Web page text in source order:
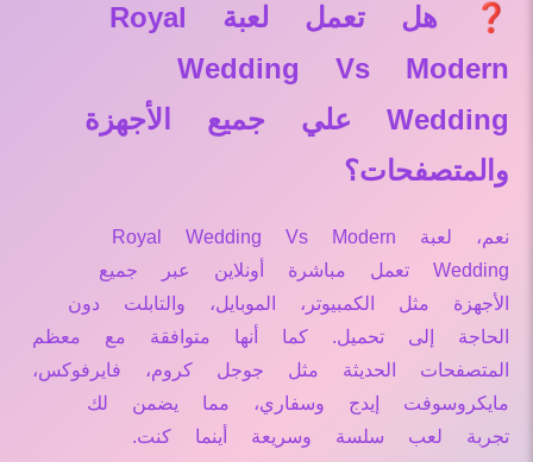
❓ هل تعمل لعبة Royal
Wedding Vs Modern
Wedding علي جميع الأجهزة
والمتصفحات؟
نعم، لعبة Royal Wedding Vs Modern
Wedding تعمل مباشرة أونلاين عبر جميع
الأجهزة مثل الكمبيوتر، الموبايل، والتابلت دون
الحاجة إلى تحميل. كما أنها متوافقة مع معظم
المتصفحات الحديثة مثل جوجل كروم، فايرفوكس،
مايكروسوفت إيدج وسفاري، مما يضمن لك
تجربة لعب سلسة وسريعة أينما كنت.